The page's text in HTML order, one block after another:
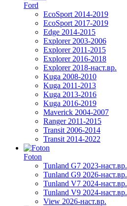
Ford
EcoSport 2014-2019
EcoSport 2017-2019
Edge 2014-2015
Explorer 2003-2006
Explorer 2011-2015
Explorer 2016-2018
Explorer 2018-наст.вр.
Kuga 2008-2010
Kuga 2011-2013
Kuga 2013-2016
Kuga 2016-2019
Maverick 2004-2007
Ranger 2011-2015
Transit 2006-2014
Transit 2014-2022
Foton
Tunland G7 2023-наст.вр.
Tunland G9 2026-наст.вр.
Tunland V7 2024-наст.вр.
Tunland V9 2024-наст.вр.
View 2026-наст.вр.